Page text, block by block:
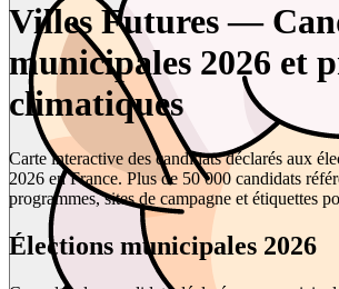
Villes Futures —
municipales 2026 et
climatiques
Carte interactive des candidats déclarés aux
2026 en France. Plus de 50 000 candidats
programmes, sites de campagne et étiquettes
Élections municipales 2026